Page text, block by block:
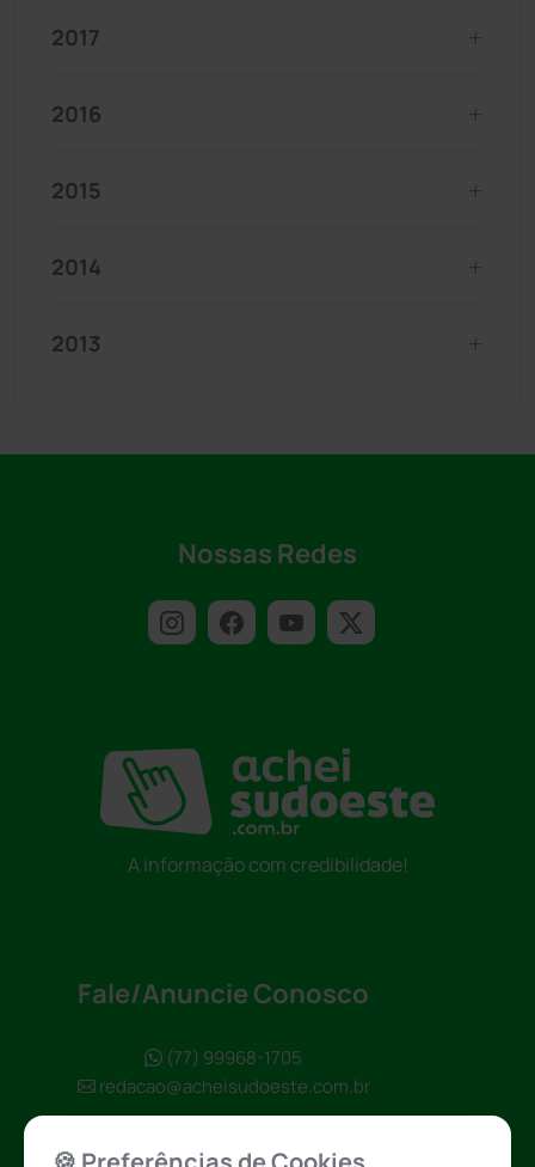
2017
2016
2015
2014
2013
Nossas Redes
A informação com credibilidade!
Fale/Anuncie Conosco
(77) 99968-1705
redacao@acheisudoeste.com.br